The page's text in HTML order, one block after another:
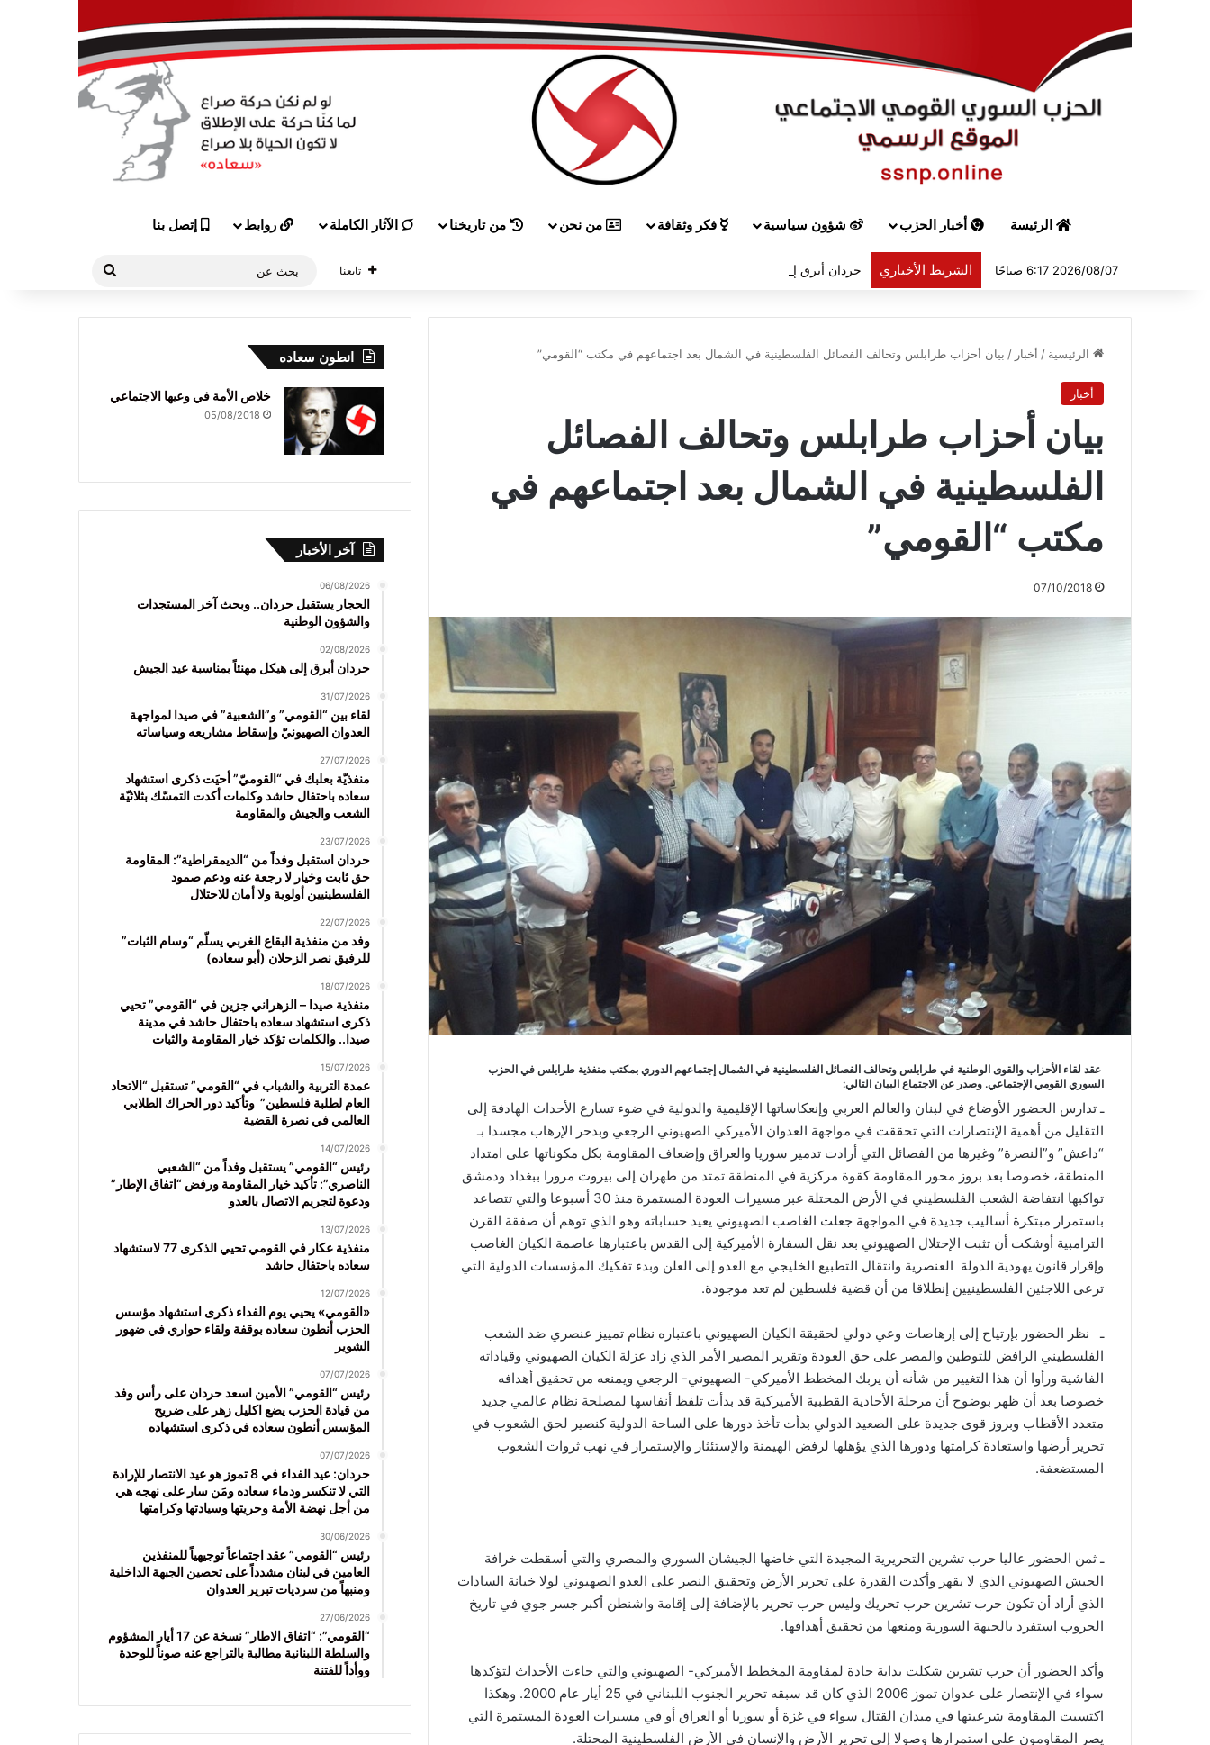
الرئيسة أخبار الحزب شؤون سياسية فكر وثقافة من نحن من تاريخنا الآثار الكاملة روابط إتصل بنا
2026/08/07 6:17 صباحًا الشريط الأخباري حردان أبرق إلى هيكل مهنئاً بمناسبة عيد الجيش تابعنا
الرئيسية / أخبار / بيان أحزاب طرابلس وتحالف الفصائل الفلسطينية في الشمال بعد اجتماعهم في مكتب “القومي”
أخبار
بيان أحزاب طرابلس وتحالف الفصائل
الفلسطينية في الشمال بعد اجتماعهم في
مكتب “القومي”
07/10/2018
عقد لقاء الأحزاب والقوى الوطنية في طرابلس وتحالف الفصائل الفلسطينية في الشمال إجتماعهم الدوري بمكتب منفذية طرابلس في الحزب
السوري القومي الإجتماعي. وصدر عن الاجتماع البيان التالي:
ـ تدارس الحضور الأوضاع في لبنان والعالم العربي وإنعكاساتها الإقليمية والدولية في ضوء تسارع الأحداث الهادفة إلى
التقليل من أهمية الإنتصارات التي تحققت في مواجهة العدوان الأميركي الصهيوني الرجعي وبدحر الإرهاب مجسدا بـ
“داعش” و”النصرة” وغيرها من الفصائل التي أرادت تدمير سوريا والعراق وإضعاف المقاومة بكل مكوناتها على امتداد
المنطقة، خصوصا بعد بروز محور المقاومة كقوة مركزية في المنطقة تمتد من طهران إلى بيروت مرورا ببغداد ودمشق
تواكبها انتفاضة الشعب الفلسطيني في الأرض المحتلة عبر مسيرات العودة المستمرة منذ 30 أسبوعا والتي تتصاعد
باستمرار مبتكرة أساليب جديدة في المواجهة جعلت الغاصب الصهيوني يعيد حساباته وهو الذي توهم أن صفقة القرن
الترامبية أوشكت أن تثبت الإحتلال الصهيوني بعد نقل السفارة الأميركية إلى القدس باعتبارها عاصمة الكيان الغاصب
وإقرار قانون يهودية الدولة العنصرية وانتقال التطبيع الخليجي مع العدو إلى العلن وبدء تفكيك المؤسسات الدولية التي
ترعى اللاجئين الفلسطينيين إنطلاقا من أن قضية فلسطين لم تعد موجودة.
ـ نظر الحضور بإرتياح إلى إرهاصات وعي دولي لحقيقة الكيان الصهيوني باعتباره نظام تمييز عنصري ضد الشعب
الفلسطيني الرافض للتوطين والمصر على حق العودة وتقرير المصير الأمر الذي زاد عزلة الكيان الصهيوني وقياداته
الفاشية ورأوا أن هذا التغيير من شأنه أن يربك المخطط الأميركي- الصهيوني- الرجعي ويمنعه من تحقيق أهدافه
خصوصا بعد أن ظهر بوضوح أن مرحلة الأحادية القطبية الأميركية قد بدأت تلفظ أنفاسها لمصلحة نظام عالمي جديد
متعدد الأقطاب وبروز قوى جديدة على الصعيد الدولي بدأت تأخذ دورها على الساحة الدولية كنصير لحق الشعوب في
تحرير أرضها واستعادة كرامتها ودورها الذي يؤهلها لرفض الهيمنة والإستئثار والإستمرار في نهب ثروات الشعوب
المستضعفة.
ـ ثمن الحضور عاليا حرب تشرين التحريرية المجيدة التي خاضها الجيشان السوري والمصري والتي أسقطت خرافة
الجيش الصهيوني الذي لا يقهر وأكدت القدرة على تحرير الأرض وتحقيق النصر على العدو الصهيوني لولا خيانة السادات
الذي أراد أن تكون حرب تشرين حرب تحريك وليس حرب تحرير بالإضافة إلى إقامة واشنطن أكبر جسر جوي في تاريخ
الحروب استفرد بالجبهة السورية ومنعها من تحقيق أهدافها.
وأكد الحضور أن حرب تشرين شكلت بداية جادة لمقاومة المخطط الأميركي- الصهيوني والتي جاءت الأحداث لتؤكدها
سواء في الإنتصار على عدوان تموز 2006 الذي كان قد سبقه تحرير الجنوب اللبناني في 25 أيار عام 2000. وهكذا
اكتسبت المقاومة شرعيتها في ميدان القتال سواء في غزة أو سوريا أو العراق أو في مسيرات العودة المستمرة التي
يصر المقاومون على استمرارها وصولا إلى تحرير الأرض والإنسان في الأرض الفلسطينية المحتلة.
انطون سعاده
خلاص الأمة في وعيها الاجتماعي
05/08/2018
آخر الأخبار
06/08/2026
الحجار يستقبل حردان.. وبحث آخر المستجدات
والشؤون الوطنية
02/08/2026
حردان أبرق إلى هيكل مهنئاً بمناسبة عيد الجيش
31/07/2026
لقاء بين “القومي” و”الشعبية” في صيدا لمواجهة
العدوان الصهيونيّ وإسقاط مشاريعه وسياساته
27/07/2026
منفذيّة بعلبك في “القوميّ” أحيَت ذكرى استشهاد
سعاده باحتفال حاشد وكلمات أكدت التمسّك بثلاثيّة
الشعب والجيش والمقاومة
23/07/2026
حردان استقبل وفداً من “الديمقراطية”: المقاومة
حق ثابت وخيار لا رجعة عنه ودعم صمود
الفلسطينيين أولوية ولا أمان للاحتلال
22/07/2026
وفد من منفذية البقاع الغربي يسلّم “وسام الثبات”
للرفيق نصر الزحلان (أبو سعاده)
18/07/2026
منفذية صيدا – الزهراني جزين في “القومي” تحيي
ذكرى استشهاد سعاده باحتفال حاشد في مدينة
صيدا.. والكلمات تؤكد خيار المقاومة والثبات
15/07/2026
عمدة التربية والشباب في “القومي” تستقبل “الاتحاد
العام لطلبة فلسطين” وتأكيد دور الحراك الطلابي
العالمي في نصرة القضية
14/07/2026
رئيس “القومي” يستقبل وفداً من “الشعبي
الناصري”: تأكيد خيار المقاومة ورفض “اتفاق الإطار”
ودعوة لتجريم الاتصال بالعدو
13/07/2026
منفذية عكار في القومي تحيي الذكرى 77 لاستشهاد
سعاده باحتفال حاشد
12/07/2026
«القومي» يحيي يوم الفداء ذكرى استشهاد مؤسس
الحزب أنطون سعاده بوقفة ولقاء حواري في ضهور
الشوير
07/07/2026
رئيس “القومي” الأمين اسعد حردان على رأس وفد
من قيادة الحزب يضع اكليل زهر على ضريح
المؤسس أنطون سعاده في ذكرى استشهاده
07/07/2026
حردان: عيد الفداء في 8 تموز هو عيد الانتصار للإرادة
التي لا تنكسر ودماء سعاده ومَن سار على نهجه هي
من أجل نهضة الأمة وحريتها وسيادتها وكرامتها
30/06/2026
رئيس “القومي” عقد اجتماعاً توجيهياً للمنفذين
العامين في لبنان مشدداً على تحصين الجبهة الداخلية
ومنبهاً من سرديات تبرير العدوان
27/06/2026
“القومي”: “اتفاق الاطار” نسخة عن 17 أيار المشؤوم
والسلطة اللبنانية مطالبة بالتراجع عنه صوناً للوحدة
ووأداً للفتنة